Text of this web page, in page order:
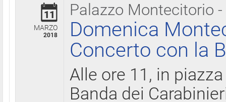
Palazzo Montecitorio
11
MARZO
2018
Domenica
Concerto con la
Alle ore 11, in
Banda dei